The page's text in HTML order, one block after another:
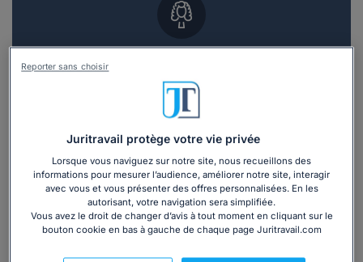
Vous souhaitez un RDV en cabinet avec un
avocat ?
Recevoir des devis d'avocats
3 devis en 48h
Juritravail protège votre vie privée
Lorsque vous naviguez sur notre site, nous recueillons des
informations pour mesurer l’audience, améliorer notre site, interagir
avec vous et vous présenter des offres personnalisées. En les
autorisant, votre navigation sera simplifiée.
Vous avez le droit de changer d’avis à tout moment en cliquant sur le
bouton cookie en bas à gauche de chaque page Juritravail.com
Reporter sans choisir